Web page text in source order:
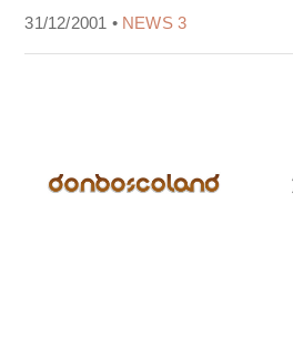
31/12/2001 • NEWS 3